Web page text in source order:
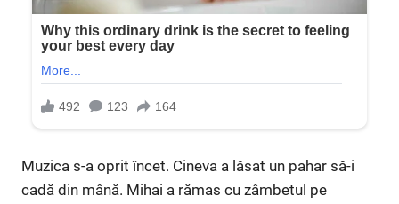
Muzica s-a oprit încet. Cineva a lăsat un pahar să-i
cadă din mână. Mihai a rămas cu zâmbetul pe